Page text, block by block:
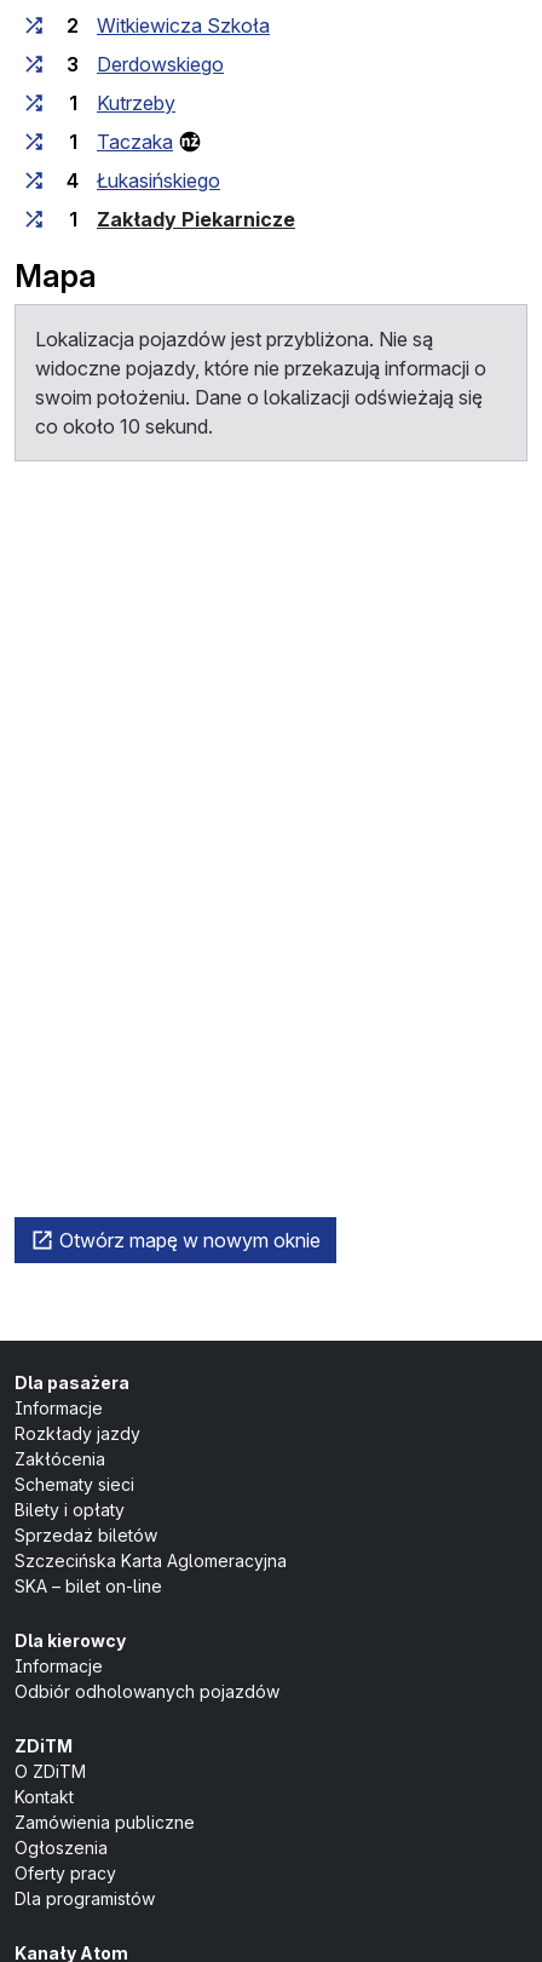
2
Witkiewicza Szkoła
3
Derdowskiego
1
Kutrzeby
1
Taczaka
4
Łukasińskiego
1
Zakłady Piekarnicze(przystanek końcowy)
Mapa
Lokalizacja pojazdów jest przybliżona. Nie są
widoczne pojazdy, które nie przekazują informacji o
swoim położeniu. Dane o lokalizacji odświeżają się
co około 10 sekund.
Otwórz mapę w nowym oknie
Dla pasażera
Informacje
Rozkłady jazdy
Zakłócenia
Schematy sieci
Bilety i opłaty
Sprzedaż biletów
Szczecińska Karta Aglomeracyjna
SKA – bilet on-line
Dla kierowcy
Informacje
Odbiór odholowanych pojazdów
ZDiTM
O ZDiTM
Kontakt
Zamówienia publiczne
Ogłoszenia
Oferty pracy
Dla programistów
Kanały Atom